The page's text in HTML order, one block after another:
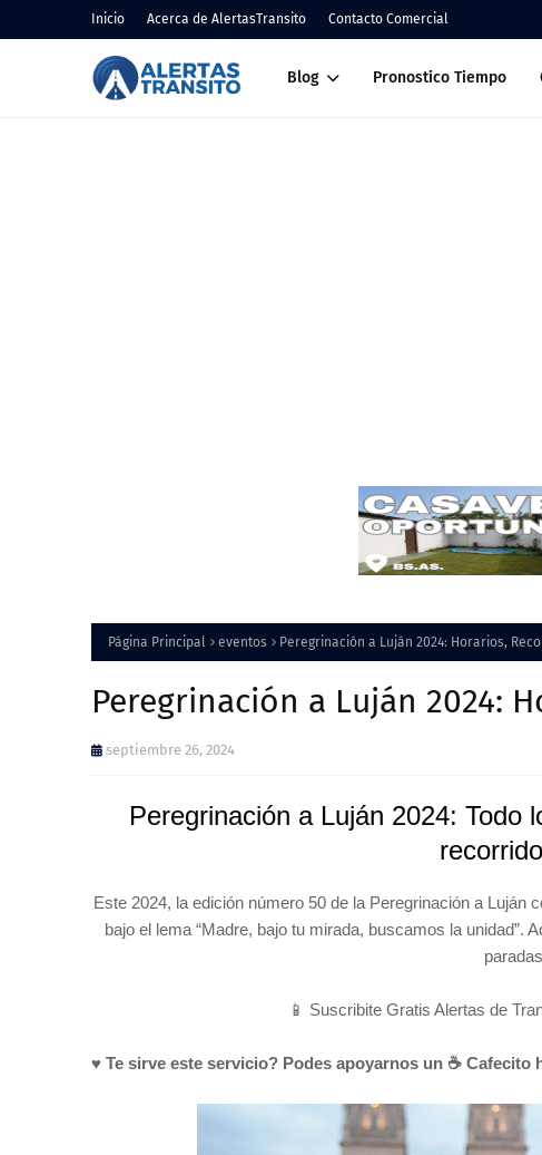
Inicio Acerca de AlertasTransito Contacto Comercial
Blog Pronostico Tiempo
Página Principal eventos Peregrinación a Luján 2024: Horarios,
Peregrinación a Luján 2024:
septiembre 26, 2024
Peregrinación a Luján 2024: Todo
Este 2024, la edición número 50 de la Peregrinación a
bajo el lema “Madre, bajo tu mirada, buscamos la
📱 Suscribite Gratis Alertas de
♥ Te sirve este servicio? Podes apoyarnos un ☕ Cafecito